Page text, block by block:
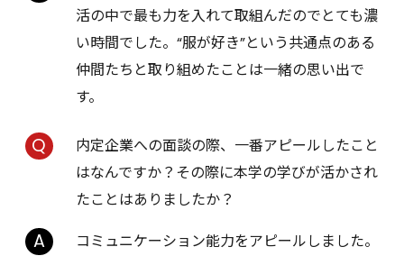
活の中で最も力を入れて取組んだのでとても濃
い時間でした。“服が好き”という共通点のある
仲間たちと取り組めたことは一緒の思い出で
す。
内定企業への面談の際、一番アピールしたこと
はなんですか？その際に本学の学びが活かされ
たことはありましたか？
コミュニケーション能力をアピールしました。